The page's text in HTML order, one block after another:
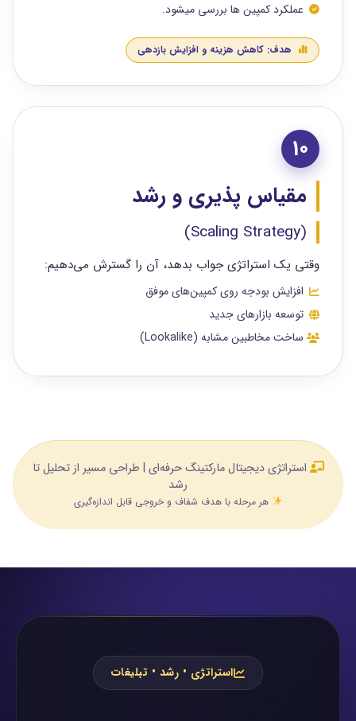
عملکرد کمپین ها بررسی میشود.
هدف: کاهش هزینه و افزایش بازدهی
10
مقیاس‌ پذیری و رشد
(Scaling Strategy)
وقتی یک استراتژی جواب بدهد، آن را گسترش می‌دهیم:
افزایش بودجه روی کمپین‌های موفق
توسعه بازارهای جدید
ساخت مخاطبین مشابه (Lookalike)
استراتژی دیجیتال مارکتینگ حرفه‌ای | طراحی مسیر از تحلیل تا
رشد
هر مرحله با هدف شفاف و خروجی قابل اندازه‌گیری
استراتژی • رشد • تبلیغات